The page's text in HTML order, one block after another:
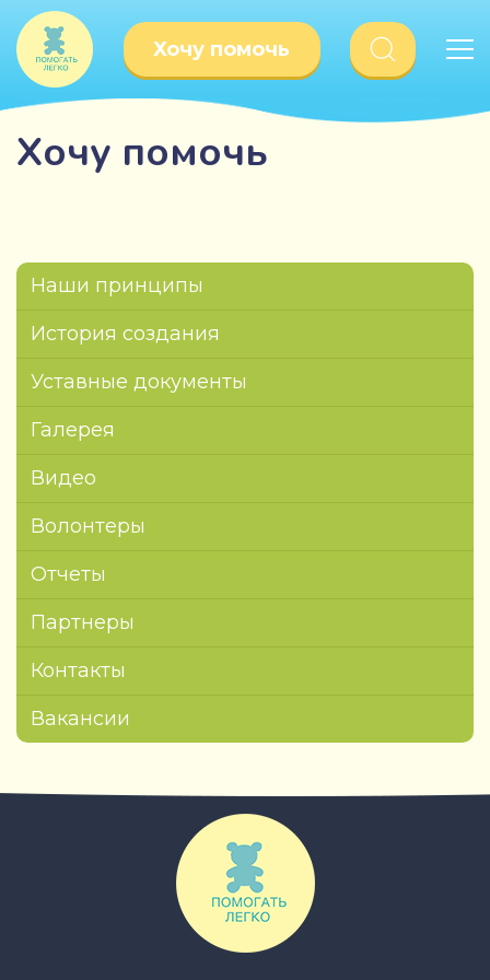
Хочу помочь
Хочу помочь
Наши принципы
История создания
Уставные документы
Галерея
Видео
Волонтеры
Отчеты
Партнеры
Контакты
Вакансии